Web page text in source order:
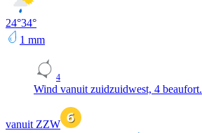
24°34°
1 mm
4
Wind vanuit zuidzuidwest, 4 beaufort.
vanuit ZZW